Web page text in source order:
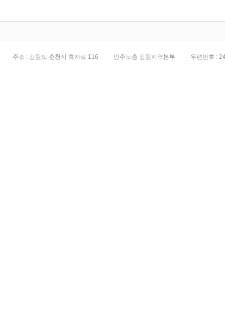
주소 : 강원도 춘천시 효자로 116 민주노총 강원지역본부 우편번호 :